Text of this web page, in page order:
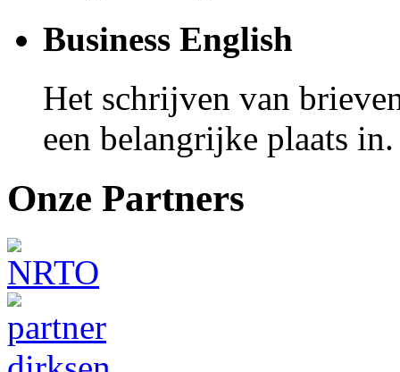
Business English
Het schrijven van
een belangrijke plaats
Onze Partners